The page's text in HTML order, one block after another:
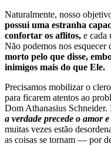
Naturalmente, nosso
possui uma estranha
confortar os aflitos, e cada
Não podemos nos esquecer
morto pelo que disse,
inimigos mais do que Ele.
Precisamos mobilizar o
para ficarem atentos ao
Dom Athanasius
a verdade precede o amor
muitas vezes estão
as coisas se tornam — por